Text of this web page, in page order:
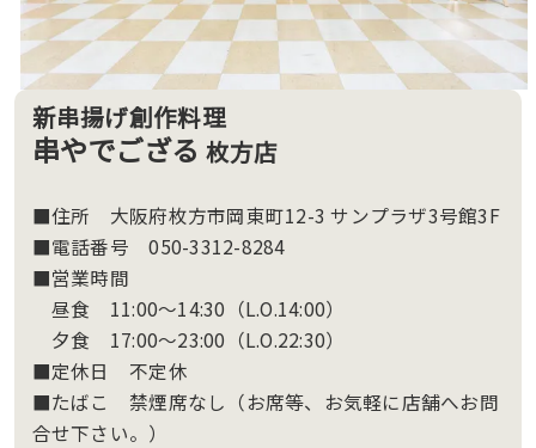
新串揚げ創作料理
串やでござる 枚方店
■住所 大阪府枚方市岡東町12-3 サンプラザ3号館3F
■電話番号 050-3312-8284
■営業時間
昼食 11:00～14:30（L.O.14:00）
夕食 17:00～23:00（L.O.22:30）
■定休日 不定休
■たばこ 禁煙席なし（お席等、お気軽に店舗へお問
合せ下さい。）